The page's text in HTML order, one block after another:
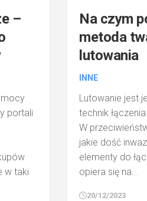
–
portali
w taki
Na czym
metoda
lutowania
INNE
Lutowanie jest
technik
W
jakie dość
elementy do
opiera się na...
20/12/2023